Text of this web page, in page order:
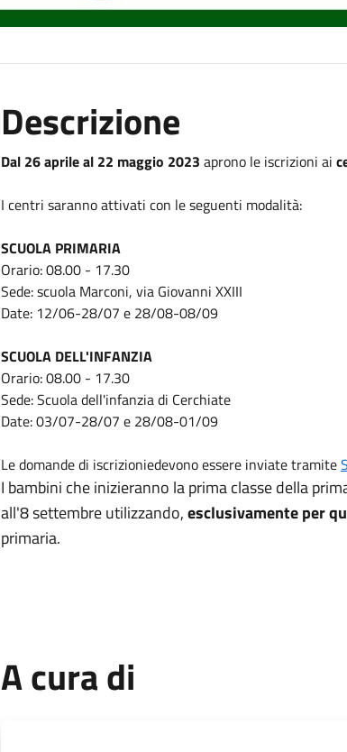
Descrizione
Dal 26 aprile al 22 maggio 2023 aprono le iscrizioni ai
I centri saranno attivati con le seguenti modalità:
SCUOLA PRIMARIA
Orario: 08.00 - 17.30
Sede: scuola Marconi, via Giovanni XXIII
Date: 12/06-28/07 e 28/08-08/09
SCUOLA DELL'INFANZIA
Orario: 08.00 - 17.30
Sede: Scuola dell'infanzia di Cerchiate
Date: 03/07-28/07 e 28/08-01/09
Le domande di iscrizioniedevono essere inviate tramite
I bambini che inizieranno la prima classe della
all'8 settembre utilizzando,esclusivamente per
primaria.
A cura di